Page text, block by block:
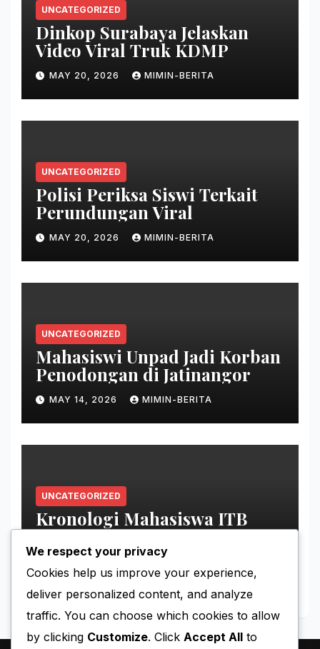
UNCATEGORIZED
Dinkop Surabaya Jelaskan
Video Viral Truk KDMP
MAY 20, 2026 MIMIN-BERITA
UNCATEGORIZED
Polisi Periksa Siswi Terkait
Perundungan Viral
MAY 20, 2026 MIMIN-BERITA
UNCATEGORIZED
Mahasiswi Unpad Jadi Korban
Penodongan di Jatinangor
MAY 14, 2026 MIMIN-BERITA
UNCATEGORIZED
Kronologi Mahasiswa ITB
Hilang di Gunung Puntang
We respect your privacy
Cookies help us improve your experience,
deliver personalized content, and analyze
traffic. You can choose which cookies to allow
by clicking Customize. Click Accept All to